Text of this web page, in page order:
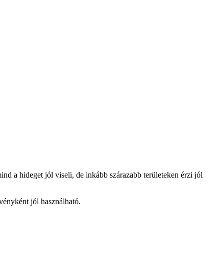
a hideget jól viseli, de inkább szárazabb területeken érzi jól
jól használható.